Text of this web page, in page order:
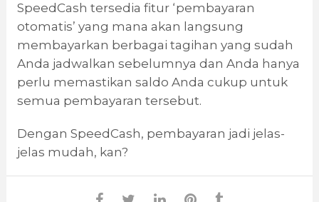
SpeedCash tersedia fitur ‘pembayaran
otomatis’ yang mana akan langsung
membayarkan berbagai tagihan yang sudah
Anda jadwalkan sebelumnya dan Anda hanya
perlu memastikan saldo Anda cukup untuk
semua pembayaran tersebut.
Dengan SpeedCash, pembayaran jadi jelas-
jelas mudah, kan?